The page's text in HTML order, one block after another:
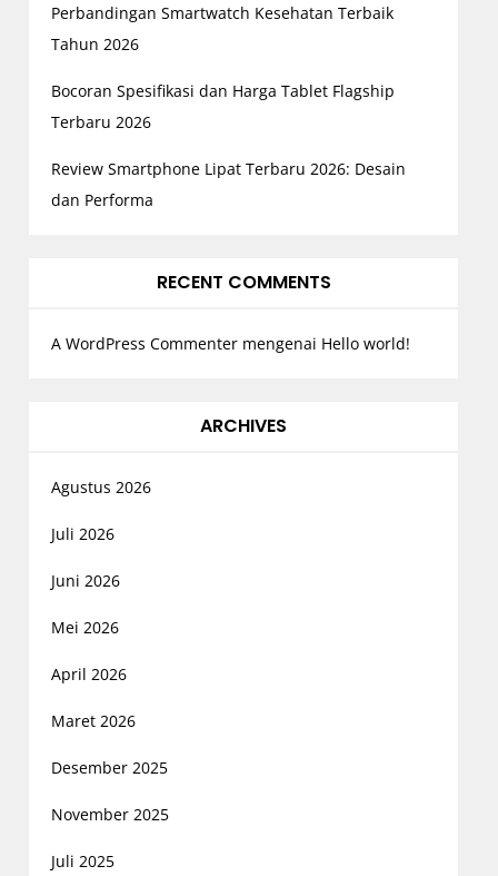
Perbandingan Smartwatch Kesehatan Terbaik
Tahun 2026
Bocoran Spesifikasi dan Harga Tablet Flagship
Terbaru 2026
Review Smartphone Lipat Terbaru 2026: Desain
dan Performa
RECENT COMMENTS
A WordPress Commentermengenai Hello world!
ARCHIVES
Agustus 2026
Juli 2026
Juni 2026
Mei 2026
April 2026
Maret 2026
Desember 2025
November 2025
Juli 2025